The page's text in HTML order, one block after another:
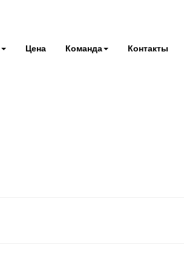
Цена Команда Контакты